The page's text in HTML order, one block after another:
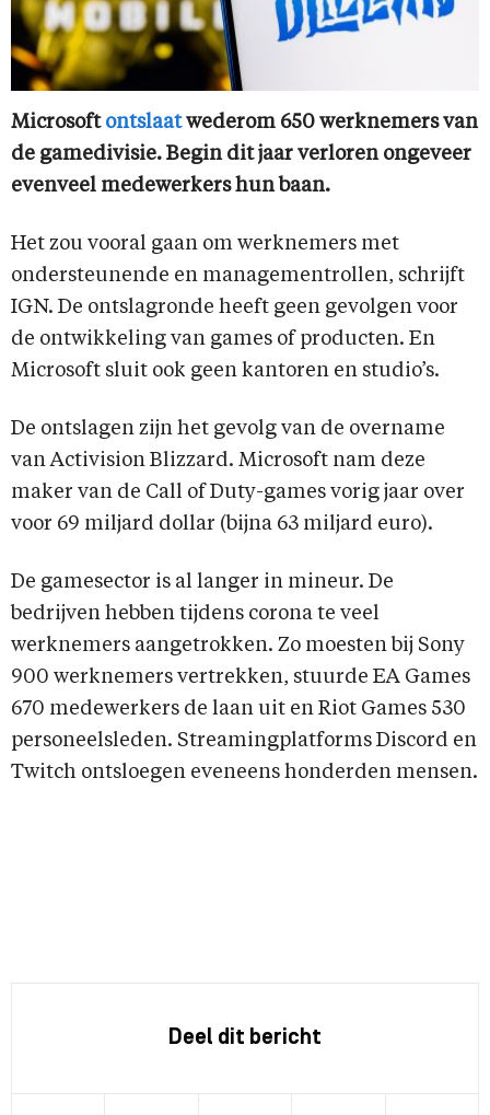
Microsoft ontslaatwederom 650 werknemers van
de gamedivisie. Begin dit jaar verloren ongeveer
evenveel medewerkers hun baan.
Het zou vooral gaan om werknemers met
ondersteunende en managementrollen, schrijft
IGN. De ontslagronde heeft geen gevolgen voor
de ontwikkeling van games of producten. En
Microsoft sluit ook geen kantoren en studio’s.
De ontslagen zijn het gevolg van de overname
van Activision Blizzard. Microsoft nam deze
maker van de Call of Duty-games vorig jaar over
voor 69 miljard dollar (bijna 63 miljard euro).
De gamesector is al langer in mineur. De
bedrijven hebben tijdens corona te veel
werknemers aangetrokken. Zo moesten bij Sony
900 werknemers vertrekken, stuurde EA Games
670 medewerkers de laan uit en Riot Games 530
personeelsleden. Streamingplatforms Discord en
Twitch ontsloegen eveneens honderden mensen.
Deel dit bericht